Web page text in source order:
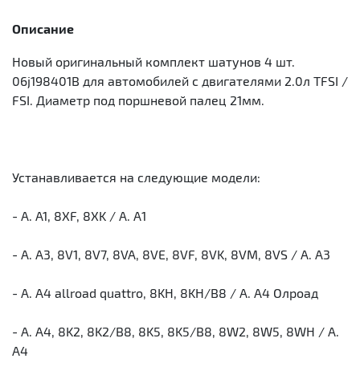
Описание
Новый оригинальный комплект шатунов 4 шт.
06j198401B для автомобилей с двигателями 2.0л TFSI /
FSI. Диаметр под поршневой палец 21мм.
Устанавливается на следующие модели:
- A. A1, 8XF, 8XK / А. А1
- A. A3, 8V1, 8V7, 8VA, 8VE, 8VF, 8VK, 8VM, 8VS / А. А3
- A. A4 allroad quattro, 8KH, 8KH/B8 / А. А4 Олроад
- A. A4, 8K2, 8K2/B8, 8K5, 8K5/B8, 8W2, 8W5, 8WH / А.
А4